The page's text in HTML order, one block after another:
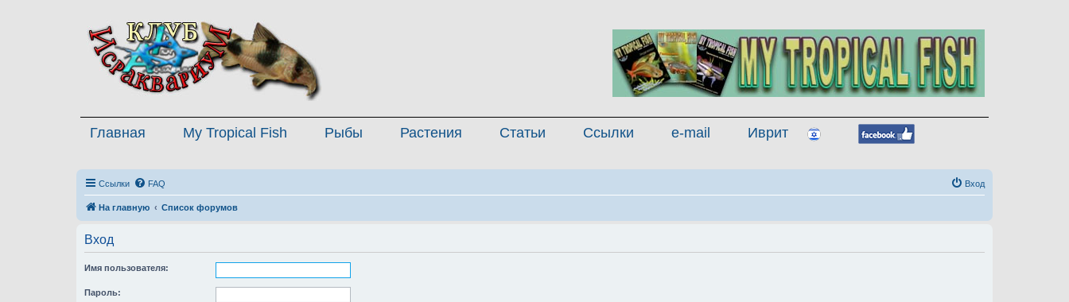
Главная My Tropical Fish Рыбы Растения Статьи Ссылки e-mail Иврит
Ссылки FAQ Вход
На главную Список форумов
Вход
Имя пользователя:
Пароль: